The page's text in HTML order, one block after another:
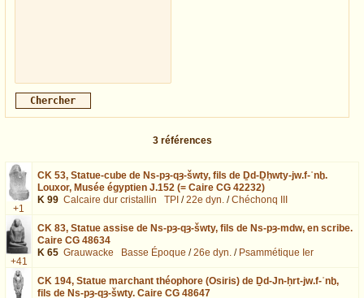
3 références
+1
CK 53, Statue-cube de Ns-pȝ-qȝ-šwty, fils de Ḏd-Ḏḥwty-jw.f-ʿnḫ.
Louxor, Musée égyptien J.152 (= Caire CG 42232)
K 99 Calcaire dur cristallin TPI /22e dyn. /Chéchonq III
+41
CK 83, Statue assise de Ns-pȝ-qȝ-šwty, fils de Ns-pȝ-mdw, en scribe.
Caire CG 48634
K 65 Grauwacke Basse Époque /26e dyn. / Psammétique Ier
CK 194, Statue marchant théophore (Osiris) de Ḏd-Jn-ḥrt-jw.f-ʿnḫ,
fils de Ns-pȝ-qȝ-šwty. Caire CG 48647